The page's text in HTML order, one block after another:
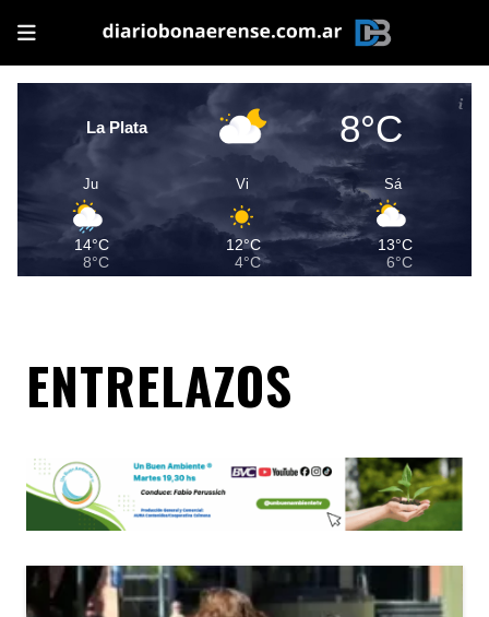
La Plata 8°C
Ju
14°C
8°C
Vi
12°C
4°C
Sá
13°C
6°C
ENTRELAZOS